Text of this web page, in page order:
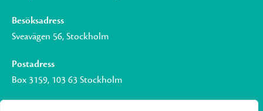
Besöksadress
Sveavägen 56, Stockholm
Postadress
Box 3159, 103 63 Stockholm